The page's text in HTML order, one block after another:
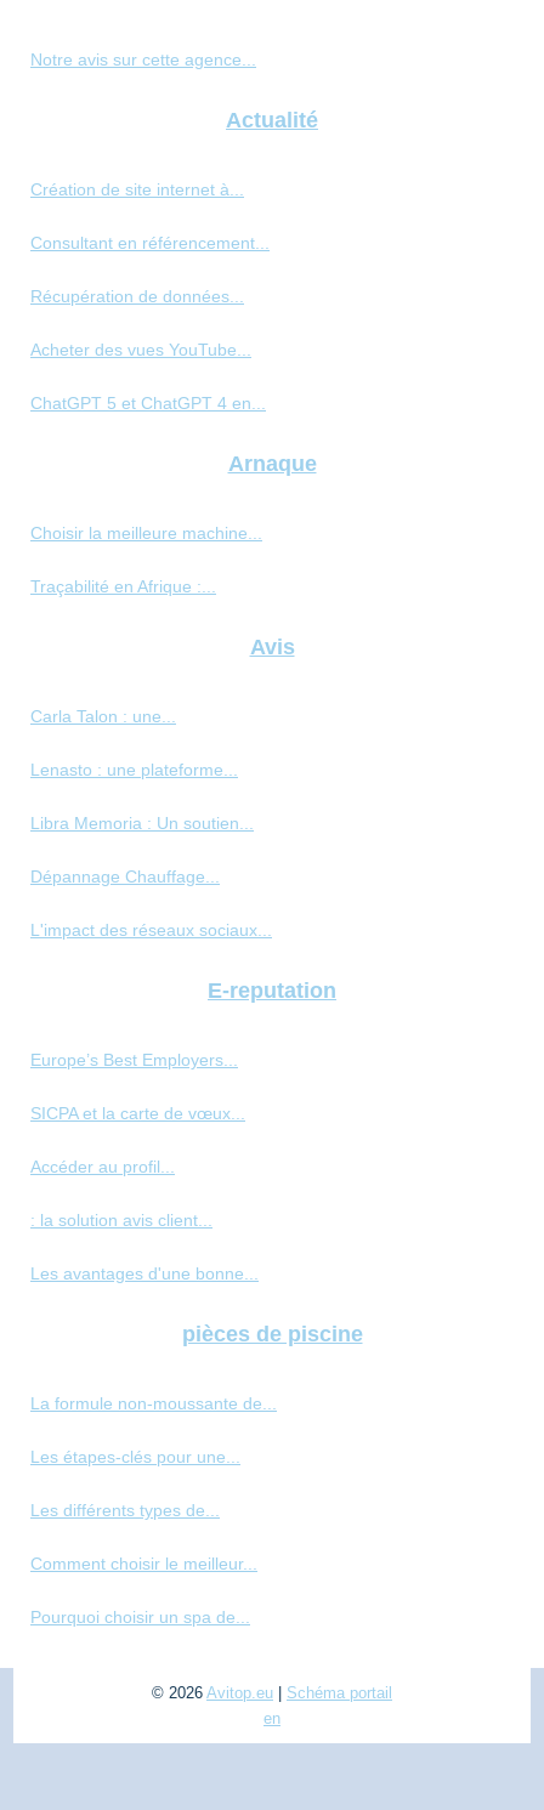
Notre avis sur cette agence...
Actualité
Création de site internet à...
Consultant en référencement...
Récupération de données...
Acheter des vues YouTube...
ChatGPT 5 et ChatGPT 4 en...
Arnaque
Choisir la meilleure machine...
Traçabilité en Afrique :...
Avis
Carla Talon : une...
Lenasto : une plateforme...
Libra Memoria : Un soutien...
Dépannage Chauffage...
L'impact des réseaux sociaux...
E-reputation
Europe’s Best Employers...
SICPA et la carte de vœux...
Accéder au profil...
: la solution avis client...
Les avantages d'une bonne...
pièces de piscine
La formule non-moussante de...
Les étapes-clés pour une...
Les différents types de...
Comment choisir le meilleur...
Pourquoi choisir un spa de...
© 2026 Avitop.eu
Schéma portail
en